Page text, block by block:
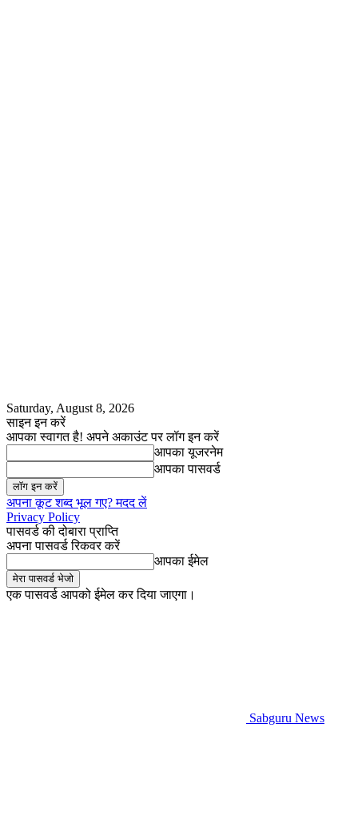
Saturday, August 8, 2026
साइन इन करें
आपका स्वागत है! अपने अकाउंट पर लॉग इन करें
आपका यूजरनेम
आपका पासवर्ड
अपना कूट शब्द भूल गए? मदद लें
Privacy Policy
पासवर्ड की दोबारा प्राप्ति
अपना पासवर्ड रिकवर करें
आपका ईमेल
एक पासवर्ड आपको ईमेल कर दिया जाएगा।
Sabguru News